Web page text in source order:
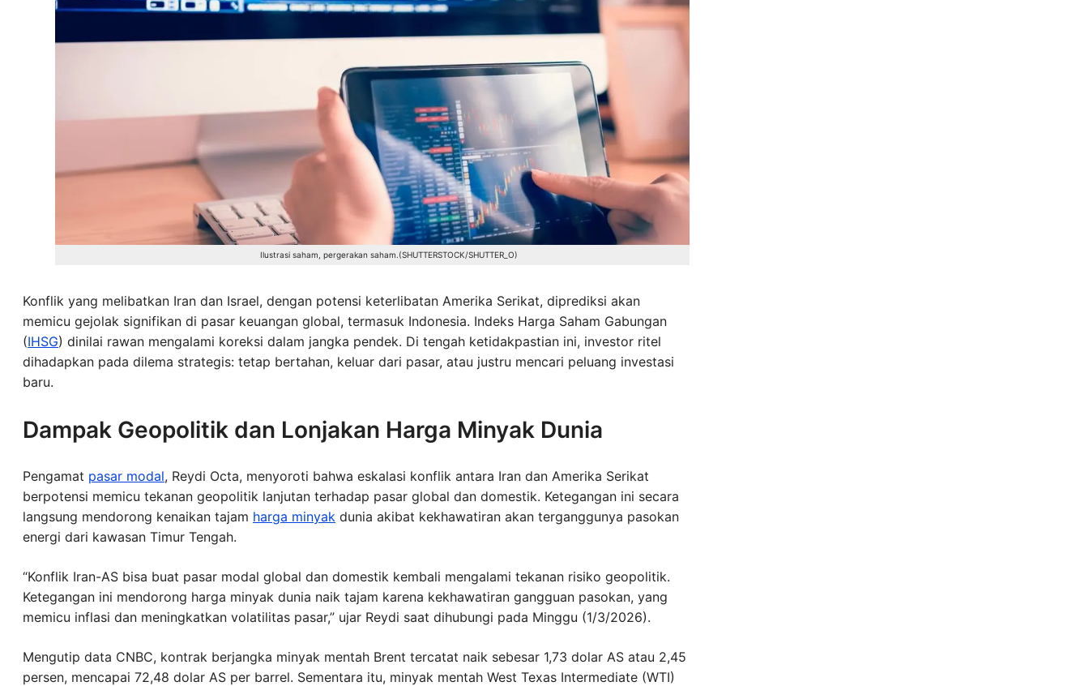
Ilustrasi saham, pergerakan saham.(SHUTTERSTOCK/SHUTTER_O)
Konflik yang melibatkan Iran dan Israel, dengan potensi keterlibatan Amerika Serikat, diprediksi akan
memicu gejolak signifikan di pasar keuangan global, termasuk Indonesia. Indeks Harga Saham Gabungan
(IHSG) dinilai rawan mengalami koreksi dalam jangka pendek. Di tengah ketidakpastian ini, investor ritel
dihadapkan pada dilema strategis: tetap bertahan, keluar dari pasar, atau justru mencari peluang investasi
baru.
Dampak Geopolitik dan Lonjakan Harga Minyak Dunia
Pengamat pasar modal, Reydi Octa, menyoroti bahwa eskalasi konflik antara Iran dan Amerika Serikat
berpotensi memicu tekanan geopolitik lanjutan terhadap pasar global dan domestik. Ketegangan ini secara
langsung mendorong kenaikan tajam harga minyak dunia akibat kekhawatiran akan terganggunya pasokan
energi dari kawasan Timur Tengah.
“Konflik Iran-AS bisa buat pasar modal global dan domestik kembali mengalami tekanan risiko geopolitik.
Ketegangan ini mendorong harga minyak dunia naik tajam karena kekhawatiran gangguan pasokan, yang
memicu inflasi dan meningkatkan volatilitas pasar,” ujar Reydi saat dihubungi pada Minggu (1/3/2026).
Mengutip data CNBC, kontrak berjangka minyak mentah Brent tercatat naik sebesar 1,73 dolar AS atau 2,45
persen, mencapai 72,48 dolar AS per barrel. Sementara itu, minyak mentah West Texas Intermediate (WTI)